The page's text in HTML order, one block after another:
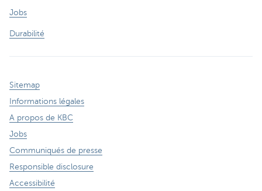
Jobs
Durabilité
Sitemap
Informations légales
A propos de KBC
Jobs
Communiqués de presse
Responsible disclosure
Accessibilité